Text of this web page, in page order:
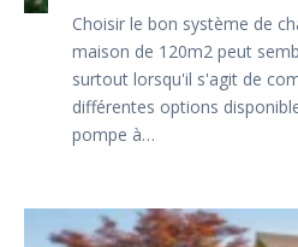
Choisir le bon système de
maison de 120m2 peut
surtout lorsqu'il s'agit de
différentes options
pompe à…